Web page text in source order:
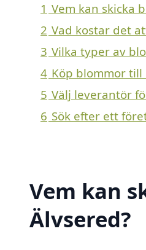
1 Vem kan skicka
2 Vad kostar det
3 Vilka typer av
4 Köp blommor
5 Välj leverantör
6 Sök efter ett
Vem kan
Älvsered?